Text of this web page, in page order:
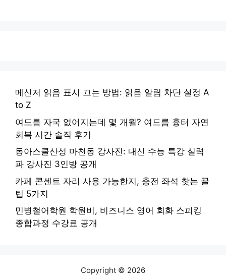
메신저 읽음 표시 끄는 방법: 읽음 알림 차단 설정 A
to Z
여드름 자국 없어지는데 몇 개월? 여드름 흉터 자연
회복 시간 솔직 후기
동아스쿨산성 마천동 강사진: 내신 수능 특강 실력
파 강사진 3인방 공개
카페 콘센트 자리 사용 가능한지, 충전 좌석 찾는 꿀
팁 5가지
민병철어학원 학원비, 비즈니스 영어 회화 스피킹
종합과정 수강료 공개
Copyright © 2026